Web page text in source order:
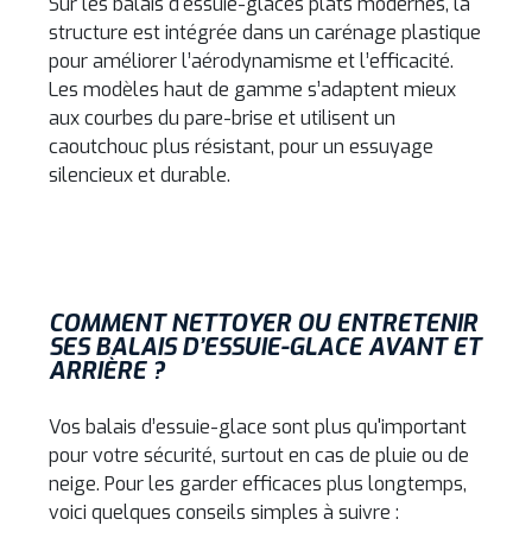
structure est intégrée dans un carénage plastique
pour améliorer l’aérodynamisme et l’efficacité.
Les modèles haut de gamme s’adaptent mieux
aux courbes du pare-brise et utilisent un
caoutchouc plus résistant, pour un essuyage
silencieux et durable.
COMMENT NETTOYER OU ENTRETENIR
SES BALAIS D’ESSUIE-GLACE AVANT ET
ARRIÈRE ?
Vos balais d’essuie-glace sont plus qu'important
pour votre sécurité, surtout en cas de pluie ou de
neige. Pour les garder efficaces plus longtemps,
voici quelques conseils simples à suivre :